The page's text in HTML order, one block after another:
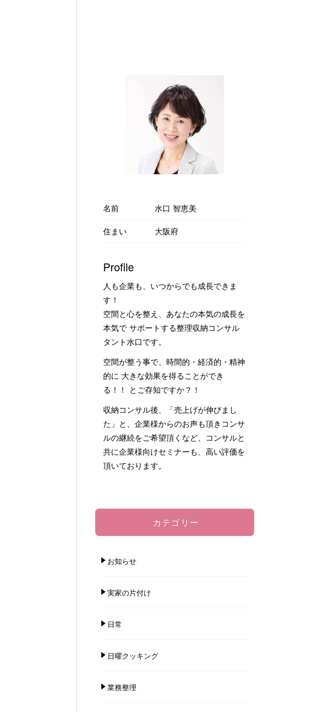
名前
水口 智恵美
住まい
大阪府
Profile
人も企業も、いつからでも成長できま
す！
空間と心を整え、あなたの本気の成長を
本気で サポートする整理収納コンサル
タント水口です。
空間が整う事で、時間的・経済的・精神
的に 大きな効果を得ることができ
る！！ とご存知ですか？！
収納コンサル後、「売上げが伸びまし
た」と、企業様からのお声も頂きコンサ
ルの継続をご希望頂くなど、コンサルと
共に企業様向けセミナーも、高い評価を
頂いております。
カテゴリー
お知らせ
実家の片付け
日常
日曜クッキング
業務整理